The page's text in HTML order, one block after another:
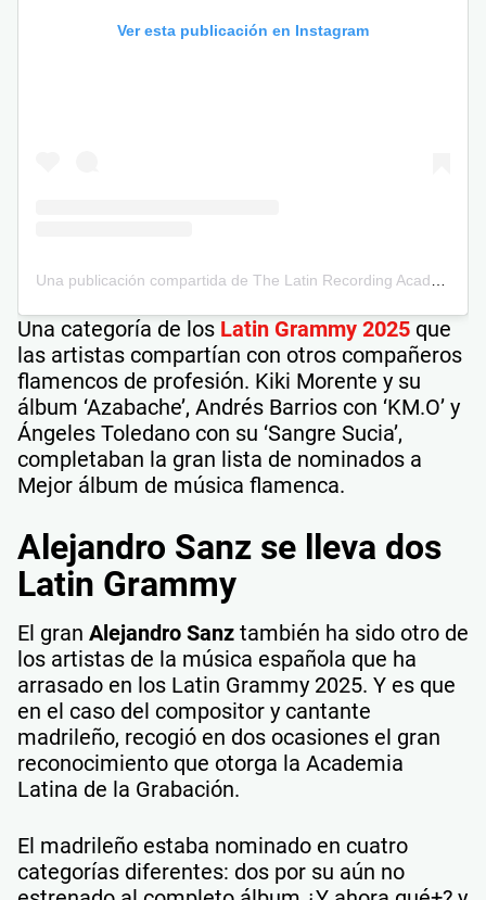
Ver esta publicación en Instagram
Una categoría de los Latin Grammy 2025 que
las artistas compartían con otros compañeros
flamencos de profesión. Kiki Morente y su
álbum ‘Azabache’, Andrés Barrios con ‘KM.O’ y
Ángeles Toledano con su ‘Sangre Sucia’,
completaban la gran lista de nominados a
Mejor álbum de música flamenca.
Alejandro Sanz se lleva dos
Latin Grammy
El gran Alejandro Sanz también ha sido otro de
los artistas de la música española que ha
arrasado en los Latin Grammy 2025. Y es que
en el caso del compositor y cantante
madrileño, recogió en dos ocasiones el gran
reconocimiento que otorga la Academia
Latina de la Grabación.
El madrileño estaba nominado en cuatro
categorías diferentes: dos por su aún no